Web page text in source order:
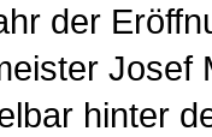
der
hinter